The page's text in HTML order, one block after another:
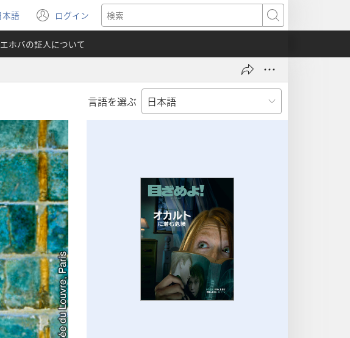
を
本語 ログイン
（新
し
い
タ
で
検
索
エホバの証人について
言語を選ぶ